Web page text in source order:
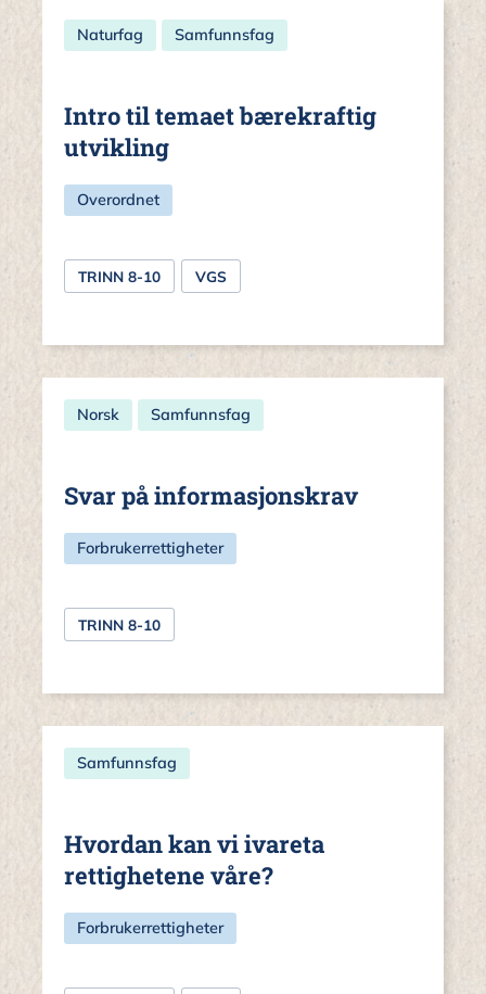
Naturfag Samfunnsfag
Intro til temaet bærekraftig
utvikling
Overordnet
TRINN 8-10 VGS
Norsk Samfunnsfag
Svar på informasjonskrav
Forbrukerrettigheter
TRINN 8-10
Samfunnsfag
Hvordan kan vi ivareta
rettighetene våre?
Forbrukerrettigheter